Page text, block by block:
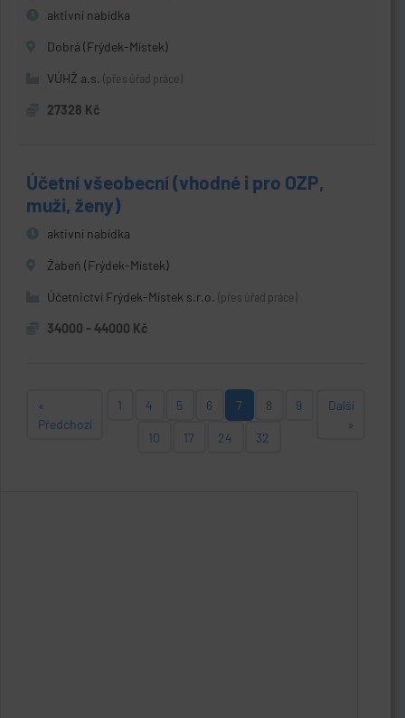
aktivní nabídka
Dobrá (Frýdek-Místek)
VÚHŽ a.s. (přes úřad práce)
27328 Kč
Účetní všeobecní (vhodné i pro OZP,
muži, ženy)
aktivní nabídka
Žabeň (Frýdek-Místek)
Účetnictví Frýdek-Místek s.r.o. (přes úřad práce)
34000 - 44000 Kč
«
Předchozí
1 4 5 6 7 8 9
10 17 24 32
Další
»